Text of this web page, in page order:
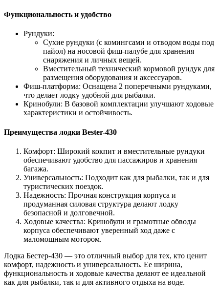
Функциональность и удобство
Рундуки:
Сухие рундуки (с комингсами и отводом воды под
пайол) на носовой фиш-палубе для хранения
снаряжения и личных вещей.
Вместительный технический кормовой рундук для
размещения оборудования и аксессуаров.
Фиш-платформа: Оснащена 2 поперечными рундуками,
что делает лодку удобной для рыбалки.
Кринобули: В базовой комплектации улучшают ходовые
характеристики и остойчивость.
Преимущества лодки Bester-430
Комфорт: Широкий кокпит и вместительные рундуки
обеспечивают удобство для пассажиров и хранения
багажа.
Универсальность: Подходит как для рыбалки, так и для
туристических поездок.
Надежность: Прочная конструкция корпуса и
продуманная силовая структура делают лодку
безопасной и долговечной.
Ходовые качества: Кринобули и грамотные обводы
корпуса обеспечивают уверенный ход даже с
маломощным мотором.
Лодка Бестер-430 — это отличный выбор для тех, кто ценит
комфорт, надежность и универсальность. Ее ширина,
функциональность и ходовые качества делают ее идеальной
как для рыбалки, так и для активного отдыха на воде.